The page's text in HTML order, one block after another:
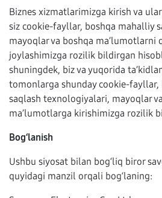
Biznes xizmatlarimizga kirish va
siz cookie-fayllar, boshqa mahalliy
mayoqlar va boshqa ma’lumotlarni
joylashimizga rozilik bildirgan
shuningdek, biz va yuqorida
tomonlarga shunday cookie-fayllar,
saqlash texnologiyalari, mayoqlar
ma’lumotlarga kirishimizga rozilik
Bog‘lanish
Ushbu siyosat bilan bog‘liq biror
quyidagi manzil orqali bog‘laning: